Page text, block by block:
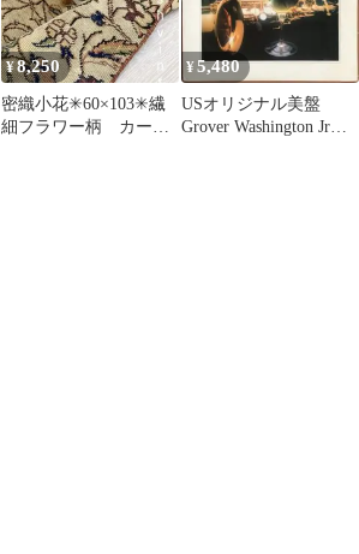
¥8,250
密織小花✳︎60×103✳︎繊
細フラワー柄 カーキ
¥5,480
USオリジナル美盤
Grover Washington Jr